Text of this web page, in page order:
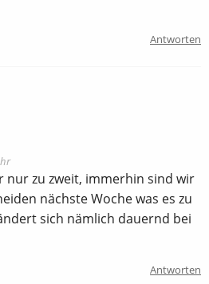
Antworten
nur zu zweit, immerhin sind wir
nächste Woche was es zu
sich nämlich dauernd bei
Antworten